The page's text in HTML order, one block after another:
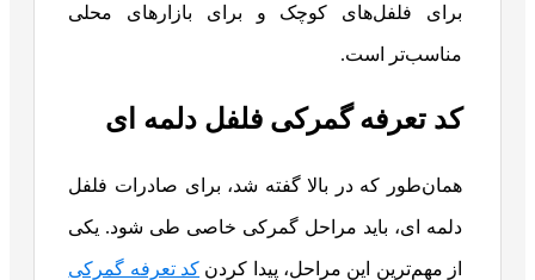
برای فلفل‌های کوچک و برای بازارهای محلی
مناسب‌تر است.
کد تعرفه گمرکی فلفل دلمه ای
همان‌طور که در بالا گفته شد، برای صادرات فلفل
دلمه ای، باید مراحل گمرکی خاصی طی شود. یکی
از مهم‌ترین این مراحل، پیدا کردن کد تعرفه گمرکی